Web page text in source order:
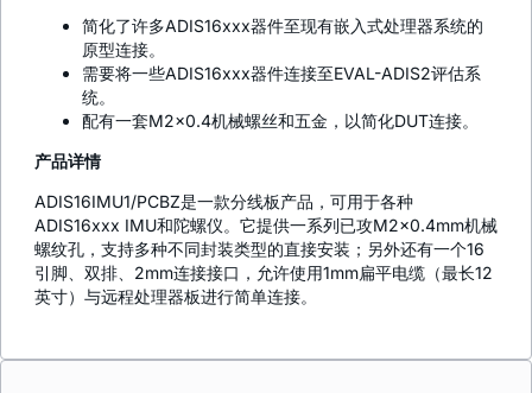
简化了许多ADIS16xxx器件至现有嵌入式处理器系统的
原型连接。
需要将一些ADIS16xxx器件连接至EVAL-ADIS2评估系
统。
配有一套M2x0.4机械螺丝和五金，以简化DUT连接。
产品详情
ADIS16IMU1/PCBZ是一款分线板产品，可用于各种
ADIS16xxx IMU和陀螺仪。它提供一系列已攻M2x0.4mm机械
螺纹孔，支持多种不同封装类型的直接安装；另外还有一个16
引脚、双排、2mm连接接口，允许使用1mm扁平电缆（最长12
英寸）与远程处理器板进行简单连接。